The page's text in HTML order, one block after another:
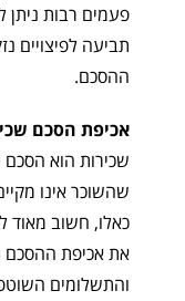
פעמים רבות ניתן
תביעה לפיצויים
ההסכם.
אכיפת הסכם
שכירות הוא הסכם
שהשוכר אינו
כאלו, חשוב מאוד
את אכיפת ההסכם
והתשלומים